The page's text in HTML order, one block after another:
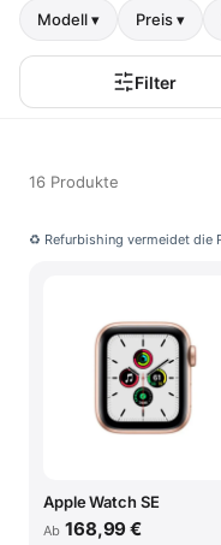
Modell ▾ Preis ▾
Filter
16 Produkte
♻ Refurbishing vermeidet die
Apple Watch SE
Ab 168,99 €